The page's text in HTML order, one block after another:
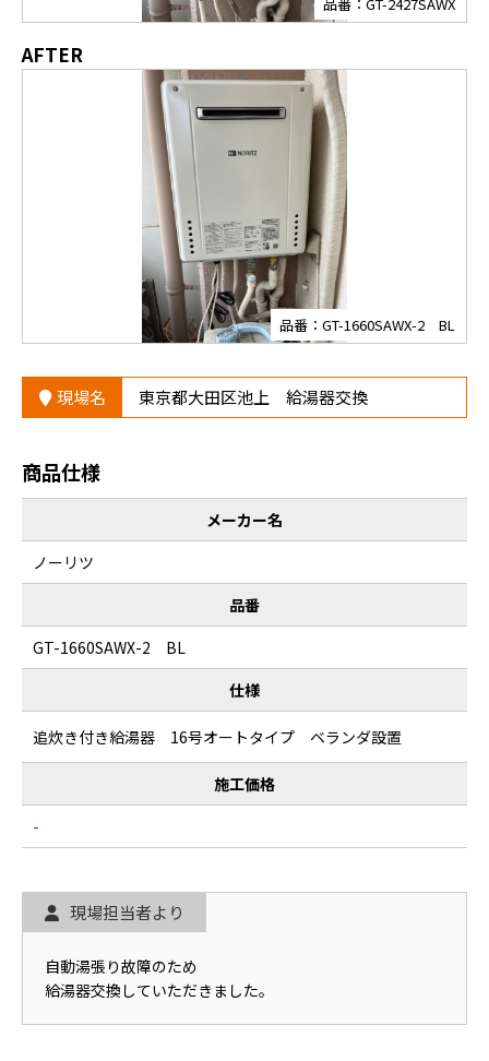
AFTER
品番：GT-1660SAWX-2 BL
現場名 東京都大田区池上 給湯器交換
商品仕様
メーカー名
ノーリツ
品番
GT-1660SAWX-2 BL
仕様
追炊き付き給湯器 16号オートタイプ ベランダ設置
施工価格
-
現場担当者より
自動湯張り故障のため
給湯器交換していただきました。